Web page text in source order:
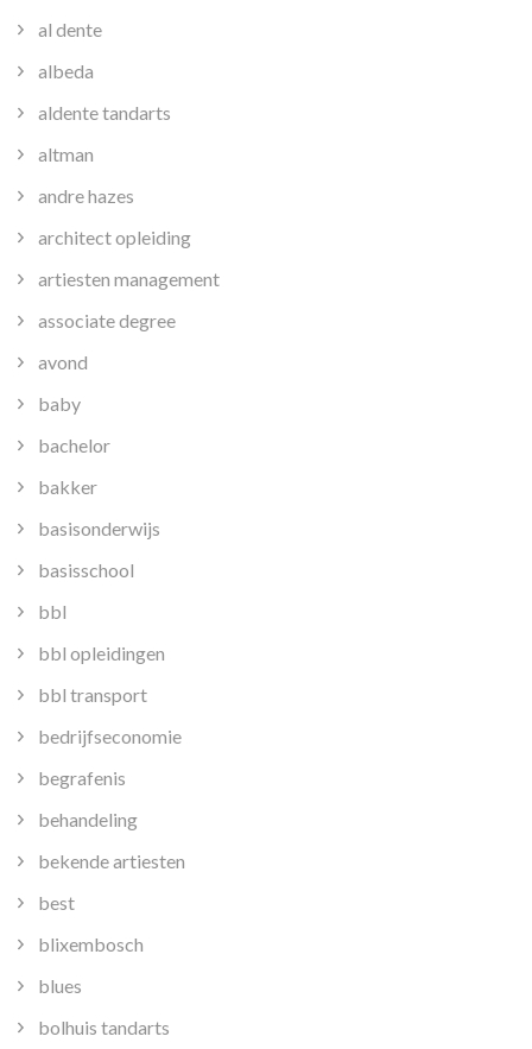
al dente
albeda
aldente tandarts
altman
andre hazes
architect opleiding
artiesten management
associate degree
avond
baby
bachelor
bakker
basisonderwijs
basisschool
bbl
bbl opleidingen
bbl transport
bedrijfseconomie
begrafenis
behandeling
bekende artiesten
best
blixembosch
blues
bolhuis tandarts